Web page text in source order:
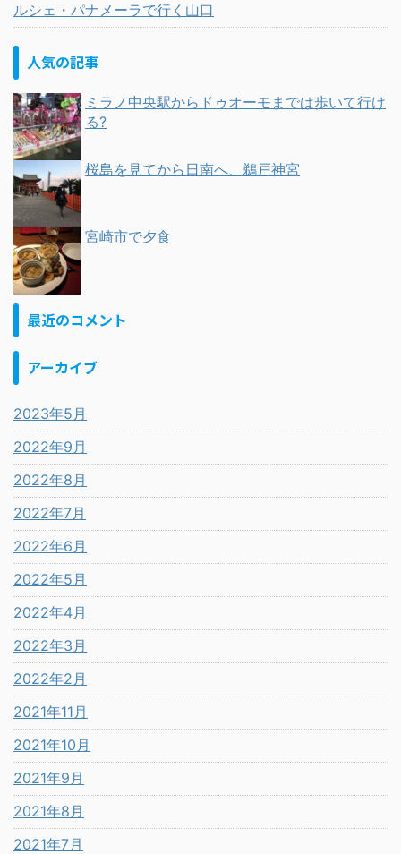
ルシェ・パナメーラで行く山口
人気の記事
ミラノ中央駅からドゥオーモまでは歩いて行け
る?
桜島を見てから日南へ、鵜戸神宮
宮崎市で夕食
最近のコメント
アーカイブ
2023年5月
2022年9月
2022年8月
2022年7月
2022年6月
2022年5月
2022年4月
2022年3月
2022年2月
2021年11月
2021年10月
2021年9月
2021年8月
2021年7月